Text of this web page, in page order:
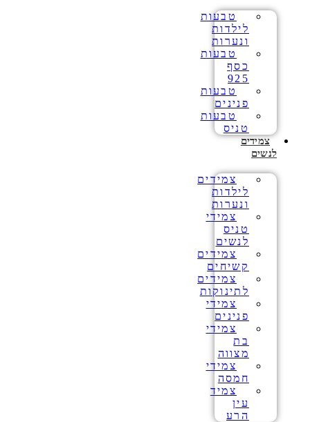
טבעות
לילדות
ונערות
טבעות
כסף
925
טבעות
פנינים
טבעות
טניס
צמידים
לנשים
צמידים
לילדות
ונערות
צמידי
טניס
לנשים
צמידים
קשיחים
צמידים
לתינוקות
צמידי
פנינים
צמידי
בת
מצווה
צמידי
חמסה
צמיד
עין
הרע